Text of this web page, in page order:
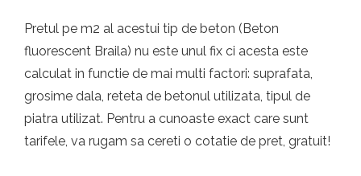
Pretul pe m2 al acestui tip de beton (Beton
fluorescent Braila) nu este unul fix ci acesta este
calculat in functie de mai multi factori: suprafata,
grosime dala, reteta de betonul utilizata, tipul de
piatra utilizat. Pentru a cunoaste exact care sunt
tarifele, va rugam sa cereti o cotatie de pret, gratuit!